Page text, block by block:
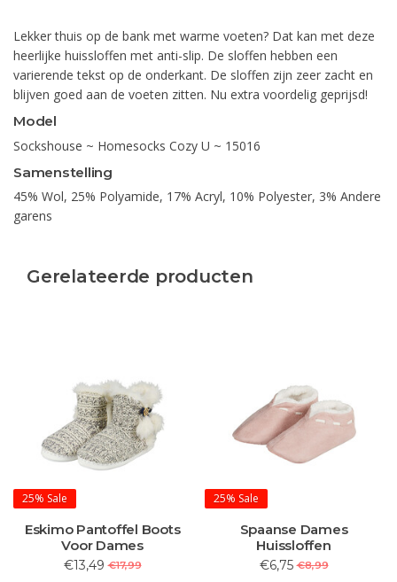
Lekker thuis op de bank met warme voeten? Dat kan met deze
heerlijke huissloffen met anti-slip. De sloffen hebben een
varierende tekst op de onderkant. De sloffen zijn zeer zacht en
blijven goed aan de voeten zitten. Nu extra voordelig geprijsd!
Model
Sockshouse ~ Homesocks Cozy U ~ 15016
Samenstelling
45% Wol, 25% Polyamide, 17% Acryl, 10% Polyester, 3% Andere
garens
Gerelateerde producten
25% Sale
Eskimo Pantoffel Boots
Voor Dames
€13,49 €17,99
25% Sale
Spaanse Dames
Huissloffen
€6,75 €8,99